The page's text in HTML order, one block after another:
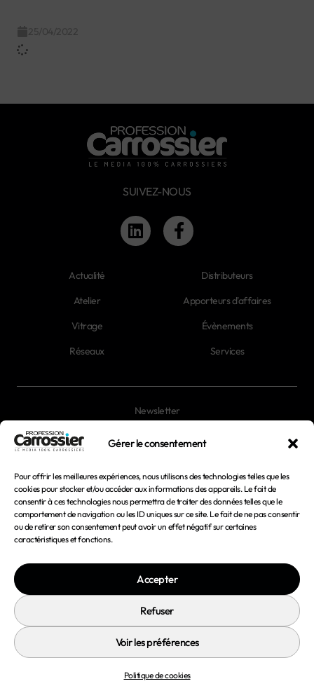
Gérer le consentement
Pour offrir les meilleures expériences, nous utilisons des technologies telles que les
cookies pour stocker et/ou accéder aux informations des appareils. Le fait de
consentir à ces technologies nous permettra de traiter des données telles que le
comportement de navigation ou les ID uniques sur ce site. Le fait de ne pas consentir
ou de retirer son consentement peut avoir un effet négatif sur certaines
caractéristiques et fonctions.
Accepter
Refuser
Voir les préférences
Politique de cookies
SUIVEZ-NOUS
Actualité
Atelier
Vitrage
Réseaux
Distributeurs
Apporteurs d'affaires
Évènements
Services
Newsletter
Mentions légales
Conditions générales d'utilisation
Conditions générales de vente
Politique de cookies
© 2026 Profession Carrossier - Tous droits réservés